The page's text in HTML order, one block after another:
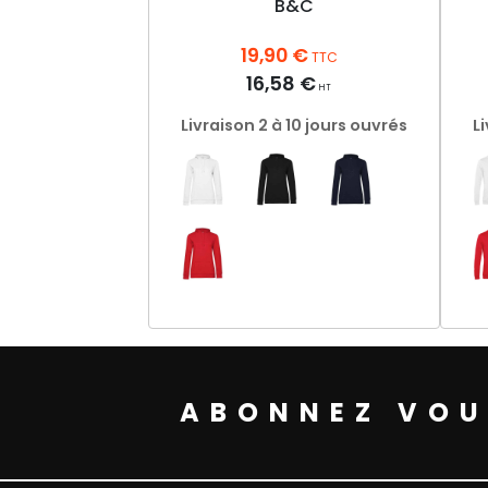
B&C
19,90 €TTC
16,58 € HT
Livraison 2 à 10 jours ouvrés
produit
variations.
peuvent
ABONNEZ